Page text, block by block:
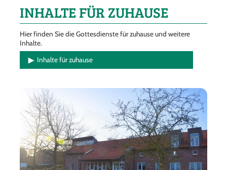
INHALTE FÜR ZUHAUSE
Hier finden Sie die Gottesdienste für zuhause und weitere
Inhalte.
Inhalte für zuhause